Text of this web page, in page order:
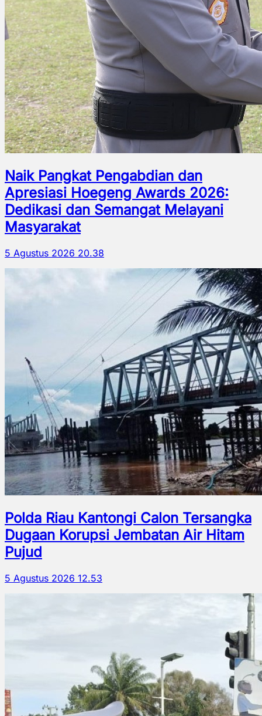
Naik Pangkat Pengabdian dan
Apresiasi Hoegeng Awards 2026:
Dedikasi dan Semangat Melayani
Masyarakat
5 Agustus 2026 20.38
Polda Riau Kantongi Calon Tersangka
Dugaan Korupsi Jembatan Air Hitam
Pujud
5 Agustus 2026 12.53